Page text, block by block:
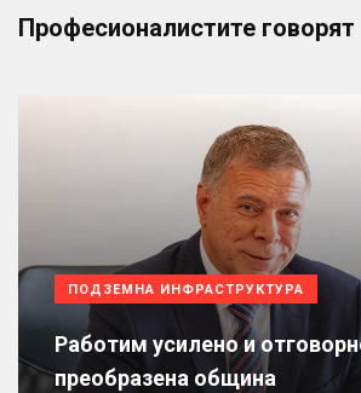
Професионалистите говорят
ПОДЗЕМНА ИНФРАСТРУКТУРА
Работим усилено и
преобразена община